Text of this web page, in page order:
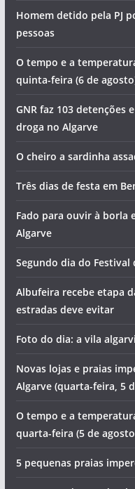
Homem detido pela PJ
pessoas
O tempo e a
quinta-feira (6 de
GNR faz 103 detenções
droga no Algarve
O cheiro a sardinha
Três dias de festa em
Fado para ouvir à
Algarve
Segundo dia do Festival
Albufeira recebe etapa
estradas deve evitar
Foto do dia: a vila
Novas lojas e praias
Algarve (quarta-feira, 5
O tempo e a
quarta-feira (5 de
5 pequenas praias